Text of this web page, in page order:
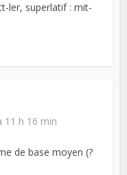
ler, superlatif : mit-
11 h 16 min
de base moyen (?